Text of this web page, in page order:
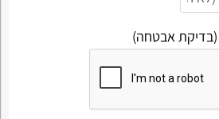
אבטחה)